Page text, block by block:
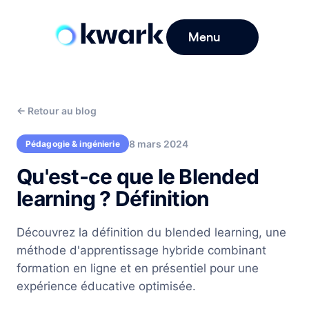
Menu
← Retour au blog
Pédagogie & ingénierie 8 mars 2024
Qu'est-ce que le Blended
learning ? Définition
Découvrez la définition du blended learning, une
méthode d'apprentissage hybride combinant
formation en ligne et en présentiel pour une
expérience éducative optimisée.